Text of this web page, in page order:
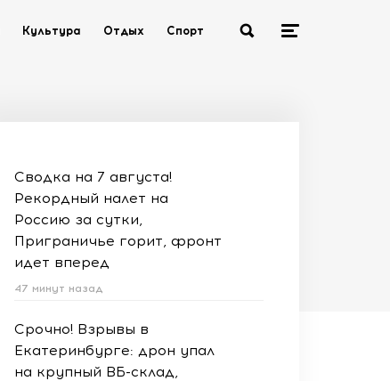
Культура Отдых Спорт
Сводка на 7 августа!
Рекордный налет на
Россию за сутки,
Приграничье горит, фронт
идет вперед
47 минут назад
Срочно! Взрывы в
Екатеринбурге: дрон упал
на крупный ВБ-склад,